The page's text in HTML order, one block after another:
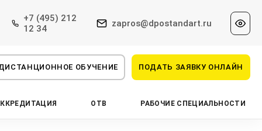
+7 (495) 212
12 34
zapros@dpostandart.ru
ОБУЧЕНИЕ ПОДАТЬ ЗАЯВКУ ОНЛАЙН
ОТВ РАБОЧИЕ СПЕЦИАЛЬНОСТИ